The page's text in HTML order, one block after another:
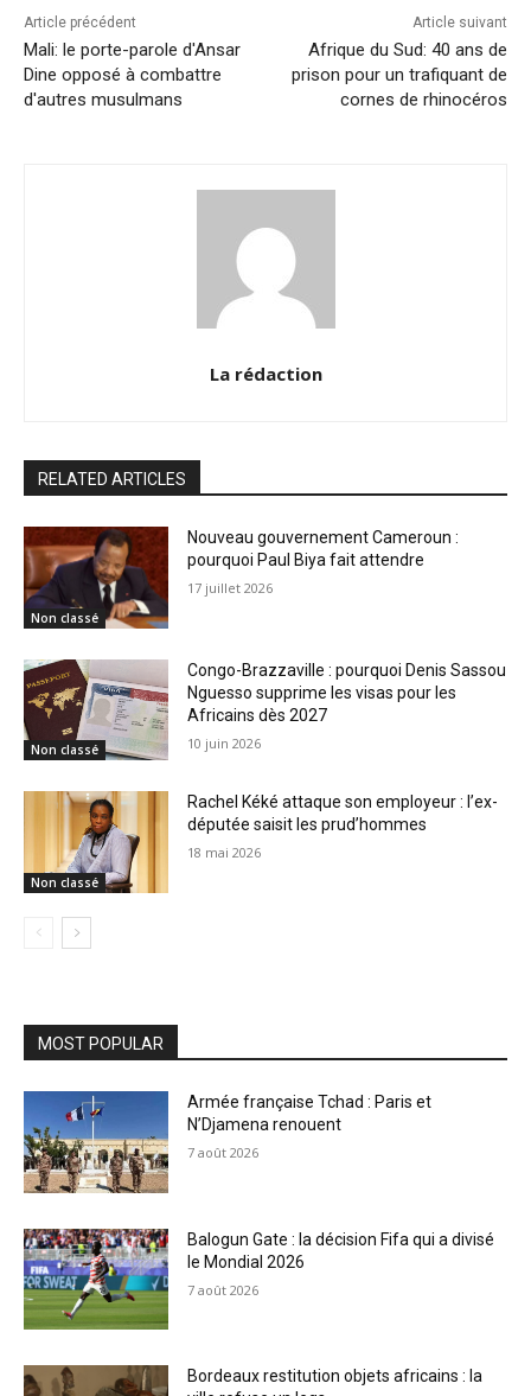
k
Article précédent
Mali: le porte-parole d'Ansar
Dine opposé à combattre
d'autres musulmans
Article suivant
Afrique du Sud: 40 ans de
prison pour un trafiquant de
cornes de rhinocéros
La rédaction
RELATED ARTICLES
Non classé
Nouveau gouvernement Cameroun :
pourquoi Paul Biya fait attendre
17 juillet 2026
Non classé
Congo-Brazzaville : pourquoi Denis Sassou
Nguesso supprime les visas pour les
Africains dès 2027
10 juin 2026
Non classé
Rachel Kéké attaque son employeur : l’ex-
députée saisit les prud’hommes
18 mai 2026
MOST POPULAR
Armée française Tchad : Paris et
N’Djamena renouent
7 août 2026
Balogun Gate : la décision Fifa qui a divisé
le Mondial 2026
7 août 2026
Bordeaux restitution objets africains : la